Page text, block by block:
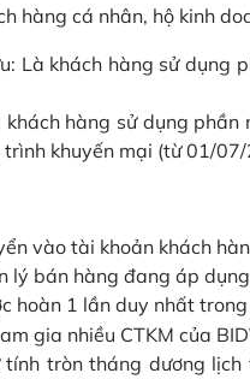
hàng cá nhân, hộ kinh
Là khách hàng sử
khách hàng sử dụng
trình khuyến mại (từ 01/
vào tài khoản khách
lý bán hàng đang áp
hoàn 1 lần duy nhất
gia nhiều CTKM của
tròn tháng dương